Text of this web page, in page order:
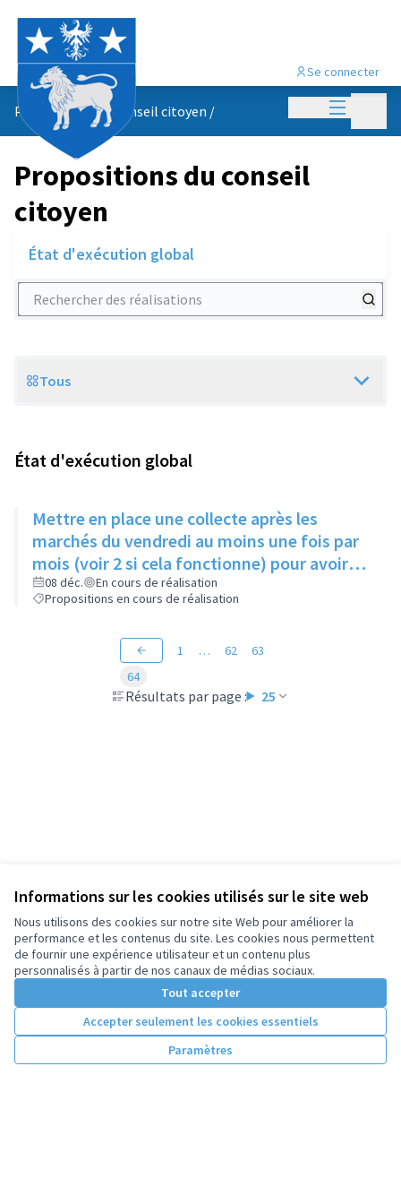
Informations sur les cookies utilisés sur le site web
Nous utilisons des cookies sur notre site Web pour améliorer la
performance et les contenus du site. Les cookies nous permettent
de fournir une expérience utilisateur et un contenu plus
personnalisés à partir de nos canaux de médias sociaux.
Tout accepter
Accepter seulement les cookies essentiels
Paramètres
Menu
Se connecter
Propositions du conseil citoyen /
Propositions du conseil
citoyen
État d'exécution global
Rechercher des réalisations
Scope
Tous
État d'exécution global
Mettre en place une collecte après les
marchés du vendredi au moins une fois par
mois (voir 2 si cela fonctionne) pour avoir
des produits frais pour l'Epice'Rill
08 déc.
En cours de réalisation
Propositions en cours de réalisation
Résultats par page : 25
1 … 62
63
64